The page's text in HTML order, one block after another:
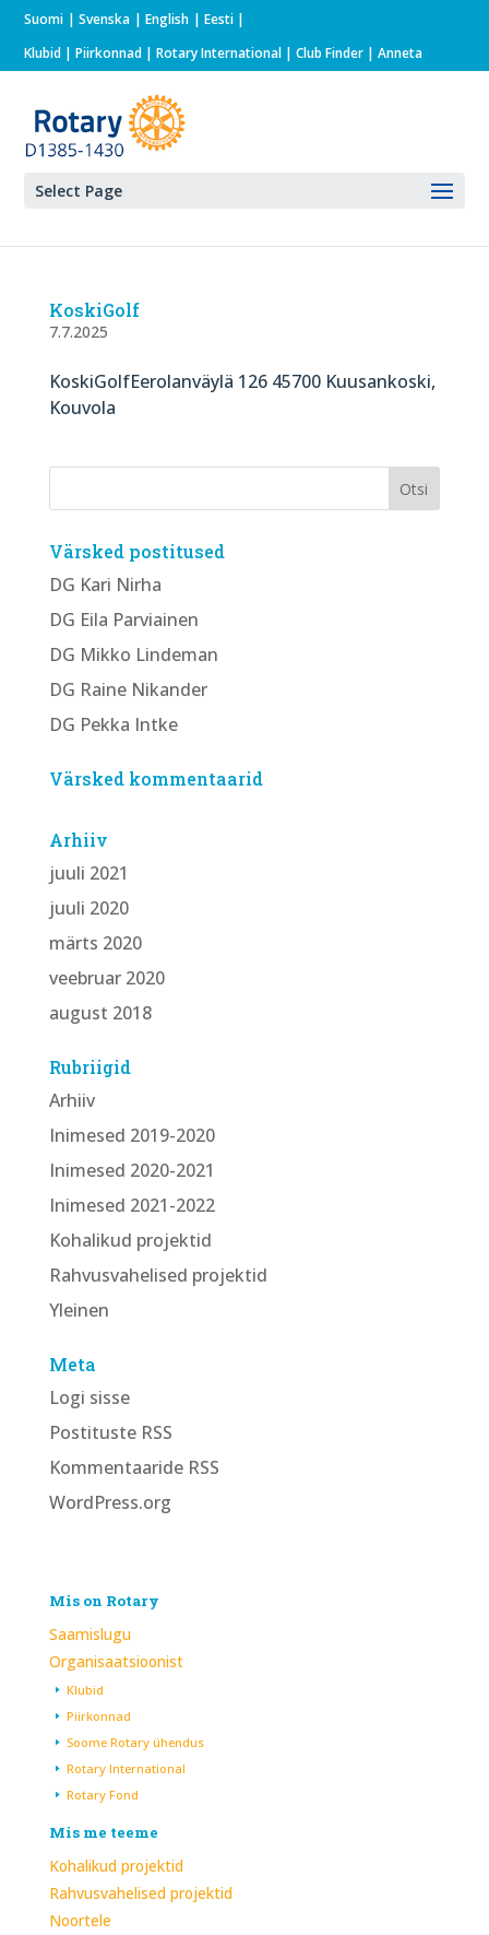
Suomi Svenska English
Eesti
Klubid |Piirkonnad |Rotary International | Club Finder | Anneta
Select Page
KoskiGolf
7.7.2025
KoskiGolfEerolanväylä 126 45700 Kuusankoski,
Kouvola
Värsked postitused
DG Kari Nirha
DG Eila Parviainen
DG Mikko Lindeman
DG Raine Nikander
DG Pekka Intke
Värsked kommentaarid
Arhiiv
juuli 2021
juuli 2020
märts 2020
veebruar 2020
august 2018
Rubriigid
Arhiiv
Inimesed 2019-2020
Inimesed 2020-2021
Inimesed 2021-2022
Kohalikud projektid
Rahvusvahelised projektid
Yleinen
Meta
Logi sisse
Postituste RSS
Kommentaaride RSS
WordPress.org
Mis on Rotary
Saamislugu
Organisaatsioonist
Klubid
Piirkonnad
Soome Rotary ühendus
Rotary International
Rotary Fond
Mis me teeme
Kohalikud projektid
Rahvusvahelised projektid
Noortele